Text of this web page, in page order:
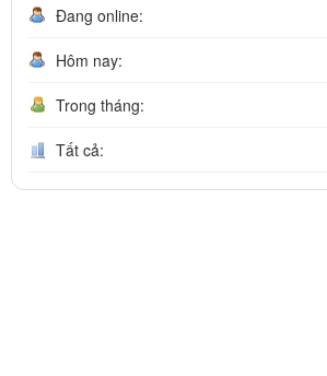
Đang online:
Hôm nay:
Trong tháng:
Tất cả: